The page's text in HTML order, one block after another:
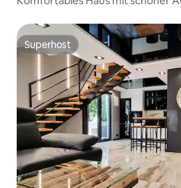
Superhost
Superhost